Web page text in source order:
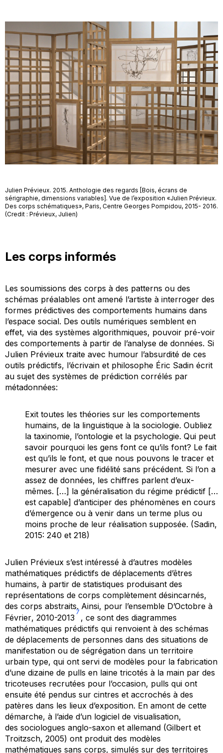
Julien Prévieux. 2015. Anthologie des regards [Bois, écrans de
sérigraphie, dimensions variables]. Vue de l’exposition «Julien Prévieux.
Des corps schématiques», Paris, Centre Georges Pompidou, 2015- 2016.
(Credit : Prévieux, Julien)
Les corps informés
Les soumissions des corps à des patterns ou des
schémas préalables ont amené l’artiste à interroger des
formes prédictives des comportements humains dans
l’espace social. Des outils numériques semblent en
effet, via des systèmes algorithmiques, pouvoir pré-voir
des comportements à partir de l’analyse de données. Si
Julien Prévieux traite avec humour l’absurdité de ces
outils prédictifs, l’écrivain et philosophe Éric Sadin écrit
au sujet des systèmes de prédiction corrélés par
métadonnées:
Exit toutes les théories sur les comportements
humains, de la linguistique à la sociologie. Oubliez
la taxinomie, l’ontologie et la psychologie. Qui peut
savoir pourquoi les gens font ce qu’ils font? Le fait
est qu’ils le font, et que nous pouvons le tracer et
mesurer avec une fidélité sans précédent. Si l’on a
assez de données, les chiffres parlent d’eux-
mêmes. […] la généralisation du régime prédictif […
est capable] d’anticiper des phénomènes en cours
d’émergence ou à venir dans un terme plus ou
moins proche de leur réalisation supposée. (Sadin,
2015: 240 et 218)
Julien Prévieux s’est intéressé à d’autres modèles
mathématiques prédictifs de déplacements d’êtres
humains, à partir de statistiques produisant des
représentations de corps complètement désincarnés,
des corps abstraits. Ainsi, pour l’ensemble D’Octobre à
Février, 2010-2013
7
, ce sont des diagrammes
mathématiques prédictifs qui renvoient à des schémas
de déplacements de personnes dans des situations de
manifestation ou de ségrégation dans un territoire
urbain type, qui ont servi de modèles pour la fabrication
d’une dizaine de pulls en laine tricotés à la main par des
tricoteuses recrutées pour l’occasion, pulls qui ont
ensuite été pendus sur cintres et accrochés à des
patères dans les lieux d’exposition. En amont de cette
démarche, à l’aide d’un logiciel de visualisation,
des sociologues anglo-saxon et allemand (Gilbert et
Troitzsch, 2005) ont produit des modèles
mathématiques sans corps, simulés sur des territoires